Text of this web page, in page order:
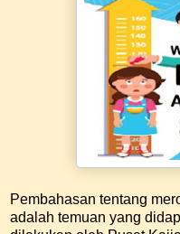
Pembahasan tentang
adalah temuan yang